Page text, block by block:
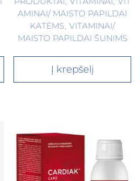
AMINAI/ MAISTO PAPILDAI
KATĖMS VITAMINAI/
MAISTO PAPILDAI ŠUNIMS
Į krepšelį